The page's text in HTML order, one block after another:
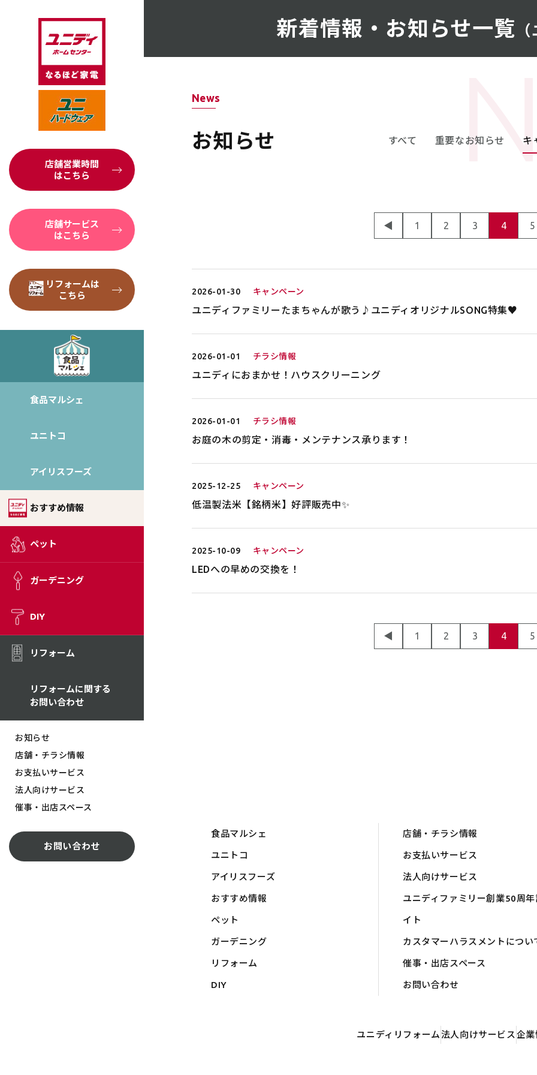
店舗営業時間
はこちら
店舗サービス
はこちら
リフォームは
こちら
食品マルシェ
ユニトコ
アイリスフーズ
おすすめ情報
ペット
ガーデニング
DIY
リフォーム
リフォームに関する
お問い合わせ
お知らせ
店舗・チラシ情報
お支払いサービス
法人向けサービス
催事・出店スペース
お問い合わせ
新着情報・お知らせ一覧
News
お知らせ すべて 重要なお知らせ キ
1 2 3 4 5
◀
2026-01-30 キャンペーン
ユニディファミリーたまちゃんが歌う♪ユニディオリジナルSONG特集♥
2026-01-01 チラシ情報
ユニディにおまかせ！ハウスクリーニング
2026-01-01 チラシ情報
お庭の木の剪定・消毒・メンテナンス承ります！
2025-12-25 キャンペーン
低温製法米【銘柄米】好評販売中✨
2025-10-09 キャンペーン
LEDへの早めの交換を！
1 2 3 4 5
◀
食品マルシェ
ユニトコ
アイリスフーズ
おすすめ情報
ペット
ガーデニング
リフォーム
DIY
店舗・チラシ情報
お支払いサービス
法人向けサービス
ユニディファミリー創業50周
イト
カスタマーハラスメントについ
催事・出店スペース
お問い合わせ
ユニディリフォーム法人向けサービス 企